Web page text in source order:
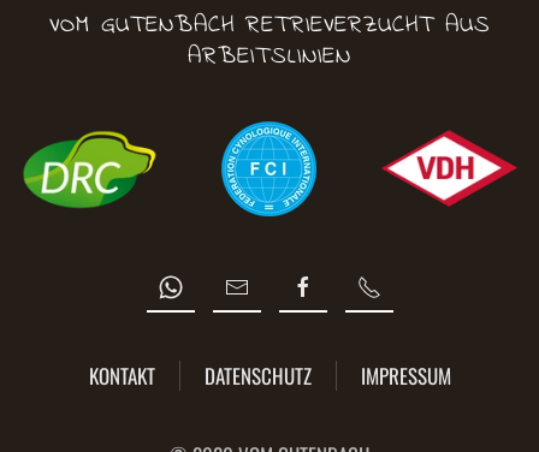
VOM GUTENBACH RETRIEVERZUCHT AUS
ARBEITSLINIEN
KONTAKT DATENSCHUTZ IMPRESSUM